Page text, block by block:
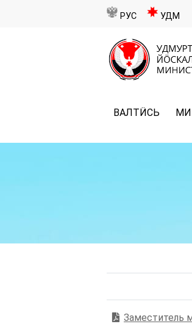
РУС УДМ
ВАЛТӤСЬ
Заместитель